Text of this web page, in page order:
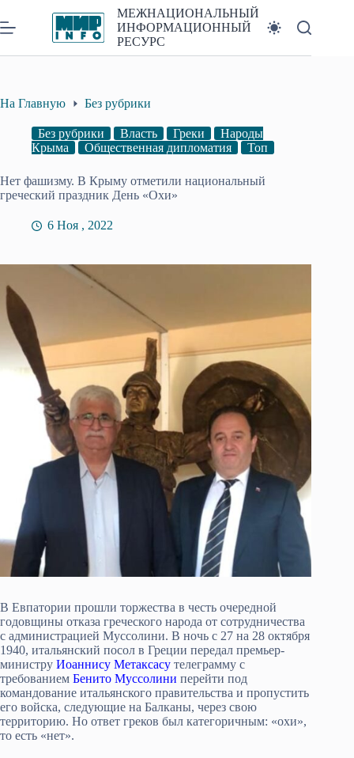
к
сути
МЕЖНАЦИОНАЛЬНЫЙ
ИНФОРМАЦИОННЫЙ
РЕСУРС
На Главную Без рубрики
Без рубрики Власть Греки
Народы
Крыма
Общественная дипломатия Топ
Нет фашизму. В Крыму отметили национальный
греческий праздник День «Охи»
6 Ноя , 2022
В Евпатории прошли торжества в честь очередной
годовщины отказа греческого народа от сотрудничества
с администрацией Муссолини. В ночь с 27 на 28 октября
1940, итальянский посол в Греции передал премьер-
министру Иоаннису Метаксасу телеграмму с
требованием Бенито Муссолини перейти под
командование итальянского правительства и пропустить
его войска, следующие на Балканы, через свою
территорию. Но ответ греков был категоричным: «охи»,
то есть «нет».